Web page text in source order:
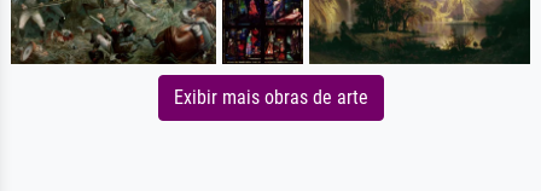
Exibir mais obras de arte